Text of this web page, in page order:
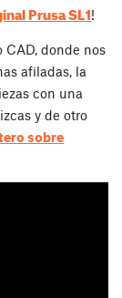
Prusa SL1!
donde nos
afiladas, la
con una
y de otro
sobre